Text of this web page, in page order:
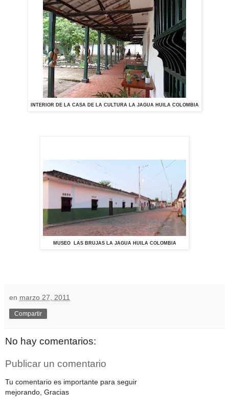
INTERIOR DE LA CASA DE LA CULTURA LA JAGUA HUILA COLOMBIA
MUSEO LAS BRUJAS LA JAGUA HUILA COLOMBIA
en marzo 27, 2011
Compartir
No hay comentarios:
Publicar un comentario
Tu comentario es importante para seguir
mejorando, Gracias